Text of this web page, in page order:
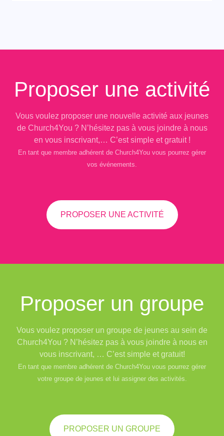
Proposer une activité
Vous voulez proposer une nouvelle activité aux jeunes
de Church4You ? N’hésitez pas à vous joindre à nous
en vous inscrivant,… C’est simple et gratuit !
En tant que membre adhérent de Church4You vous pourrez gérer
vos événements.
PROPOSER UNE ACTIVITÉ
Proposer un groupe
Vous voulez proposer un groupe de jeunes au sein de
Church4You ? N’hésitez pas à vous joindre à nous en
vous inscrivant, … C’est simple et gratuit!
En tant que membre adhérent de Church4You vous pourrez gérer
votre groupe de jeunes et lui assigner des activités.
PROPOSER UN GROUPE